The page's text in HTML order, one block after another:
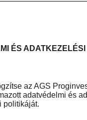
ÉS
az AGS
adatvédelmi és
politikáját.